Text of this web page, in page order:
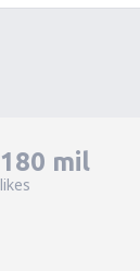
180 mil
likes